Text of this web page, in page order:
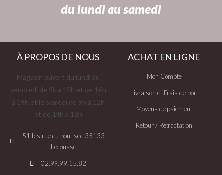
du lundi au samedi
À PROPOS DE NOUS
Magasin ouvert du lundi au
vendredi de 9h à 12h et de 14h
à 19h et le samedi de 9h à 12h
et de 14h à 18h
51 bis rue du pont sec 35133
Lécousse
02.99.99.15.82
ACHAT EN LIGNE
Mon Compte
Livraison et Frais de port
Moyens de paiement
Retour / Rétractation